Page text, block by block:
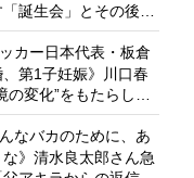
誕生会」とその後の
ジ
ッカー日本代表・板倉
第1子妊娠》川口春
の変化”をもたらした
『ママせか』 身を削
んに蝕まれる母」を演
な撮影現場
んなバカのために、あ
な》清水良太郎さん急